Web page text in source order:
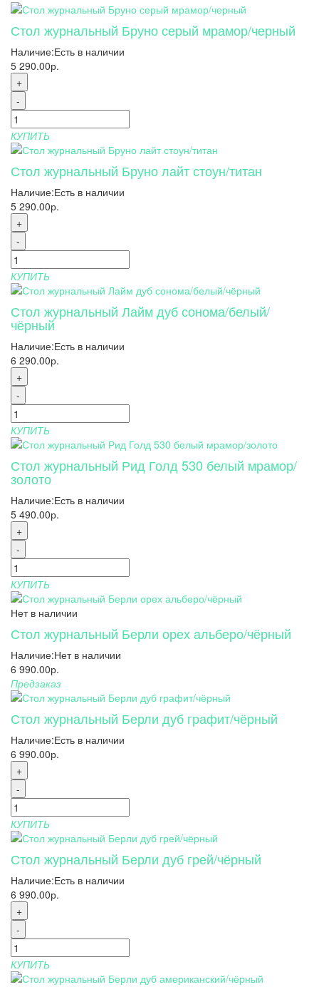
Стол журнальный Бруно серый мрамор/черный
Наличие:Есть в наличии
5 290.00р.
+
-
КУПИТЬ
Стол журнальный Бруно лайт стоун/титан
Наличие:Есть в наличии
5 290.00р.
+
-
КУПИТЬ
Стол журнальный Лайм дуб сонома/белый/
чёрный
Наличие:Есть в наличии
6 290.00р.
+
-
КУПИТЬ
Стол журнальный Рид Голд 530 белый мрамор/
золото
Наличие:Есть в наличии
5 490.00р.
+
-
КУПИТЬ
Нет в наличии
Стол журнальный Берли орех альберо/чёрный
Наличие:Нет в наличии
6 990.00р.
Предзаказ
Стол журнальный Берли дуб графит/чёрный
Наличие:Есть в наличии
6 990.00р.
+
-
КУПИТЬ
Стол журнальный Берли дуб грей/чёрный
Наличие:Есть в наличии
6 990.00р.
+
-
КУПИТЬ